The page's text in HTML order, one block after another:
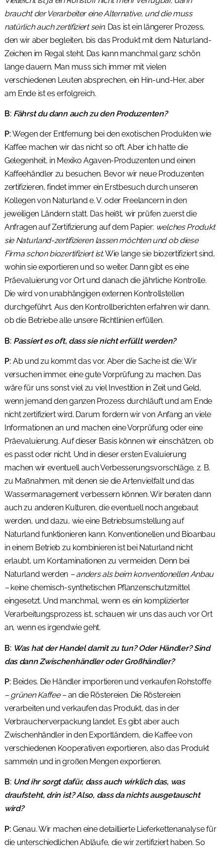
braucht der Verarbeiter eine Alternative, und die muss
natürlich auch zertifiziert sein. Das ist ein längerer Prozess,
den wir aber begleiten, bis das Produkt mit dem Naturland-
Zeichen im Regal steht. Das kann manchmal ganz schön
lange dauern. Man muss sich immer mit vielen
verschiedenen Leuten absprechen, ein Hin-und-Her, aber
am Ende ist es erfolgreich.
B: Fährst du dann auch zu den Produzenten?
P:Wegen der Entfernung bei den exotischen Produkten wie
Kaffee machen wir das nicht so oft. Aber ich hatte die
Gelegenheit, in Mexiko Agaven-Produzenten und einen
Kaffeehändler zu besuchen. Bevor wir neue Produzenten
zertifizieren, findet immer ein Erstbesuch durch unseren
Kollegen von Naturland e. V. oder Freelancern in den
jeweiligen Ländern statt. Das heißt, wir prüfen zuerst die
Anfragen auf Zertifizierung auf dem Papier: welches Produkt
sie Naturland-zertifizieren lassen möchten und ob diese
Firma schon biozertifiziert ist.Wie lange sie biozertifiziert sind,
wohin sie exportieren und so weiter. Dann gibt es eine
Präevaluierung vor Ort und danach die jährliche Kontrolle.
Die wird von unabhängigen externen Kontrollstellen
durchgeführt. Aus den Kontrollberichten erfahren wir dann,
ob die Betriebe alle unsere Richtlinien erfüllen.
B: Passiert es oft, dass sie nicht erfüllt werden?
P: Ab und zu kommt das vor. Aber die Sache ist die: Wir
versuchen immer, eine gute Vorprüfung zu machen. Das
wäre für uns sonst viel zu viel Investition in Zeit und Geld,
wenn jemand den ganzen Prozess durchläuft und am Ende
nicht zertifiziert wird. Darum fordern wir von Anfang an viele
Informationen an und machen eine Vorprüfung oder eine
Präevaluierung. Auf dieser Basis können wir einschätzen, ob
es passt oder nicht. Und in dieser ersten Evaluierung
machen wir eventuell auch Verbesserungsvorschläge, z. B.
zu Maßnahmen, mit denen sie die Artenvielfalt und das
Wassermanagement verbessern können. Wir beraten dann
auch zu anderen Kulturen, die eventuell noch angebaut
werden, und dazu, wie eine Betriebsumstellung auf
Naturland funktionieren kann. Konventionellen und Bioanbau
in einem Betrieb zu kombinieren ist bei Naturland nicht
erlaubt, um Kontaminationen zu vermeiden. Denn bei
Naturland werden – anders als beim konventionellen Anbau
–keine chemisch-synthetischen Pflanzenschutzmittel
eingesetzt. Und manchmal, wenn es ein komplizierter
Verarbeitungsprozess ist, schauen wir uns das auch vor Ort
an, wenn es irgendwie geht.
B: Was hat der Handel damit zu tun? Oder Händler? Sind
das dann Zwischenhändler oder Großhändler?
P: Beides. Die Händler importieren und verkaufen Rohstoffe
– grünen Kaffee –an die Röstereien. Die Röstereien
verarbeiten und verkaufen das Produkt, das in der
Verbraucherverpackung landet. Es gibt aber auch
Zwischenhändler in den Exportländern, die Kaffee von
verschiedenen Kooperativen exportieren, also das Produkt
sammeln und in großen Mengen exportieren.
B: Und ihr sorgt dafür, dass auch wirklich das, was
draufsteht, drin ist? Also, dass da nichts ausgetauscht
wird?
P: Genau. Wir machen eine detaillierte Lieferkettenanalyse für
die unterschiedlichen Abläufe, die wir zertifiziert haben. So